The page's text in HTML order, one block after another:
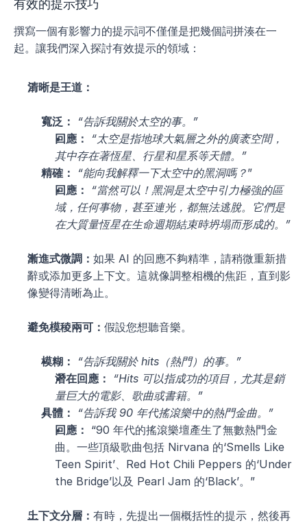
有效的提示技巧
撰寫一個有影響力的提示詞不僅僅是把幾個詞拼湊在一
起。讓我們深入探討有效提示的領域：
清晰是王道：
寬泛：
“告訴我關於太空的事。”
回應：
“太空是指地球大氣層之外的廣袤空間，
其中存在著恆星、行星和星系等天體。”
精確：
“能向我解釋一下太空中的黑洞嗎？”
回應：
“當然可以！黑洞是太空中引力極強的區
域，任何事物，甚至連光，都無法逃脫。它們是
在大質量恆星在生命週期結束時坍塌而形成的。”
漸進式微調： 如果 AI 的回應不夠精準，請稍微重新措
辭或添加更多上下文。這就像調整相機的焦距，直到影
像變得清晰為止。
避免模稜兩可： 假設您想聽音樂。
模糊：
“告訴我關於 hits（熱門）的事。”
潛在回應：
“Hits 可以指成功的項目，尤其是銷
量巨大的電影、歌曲或書籍。”
具體：
“告訴我 90 年代搖滾樂中的熱門金曲。”
回應： “90 年代的搖滾樂壇產生了無數熱門金
曲。一些頂級歌曲包括 Nirvana 的‘Smells Like
Teen Spirit’、Red Hot Chili Peppers 的‘Under
the Bridge’以及 Pearl Jam 的‘Black’。”
上下文分層： 有時，先提出一個概括性的提示，然後再